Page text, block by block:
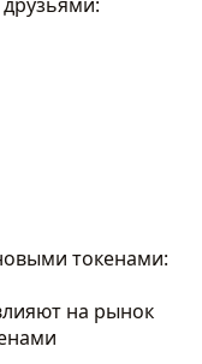
токенами:
на рынок